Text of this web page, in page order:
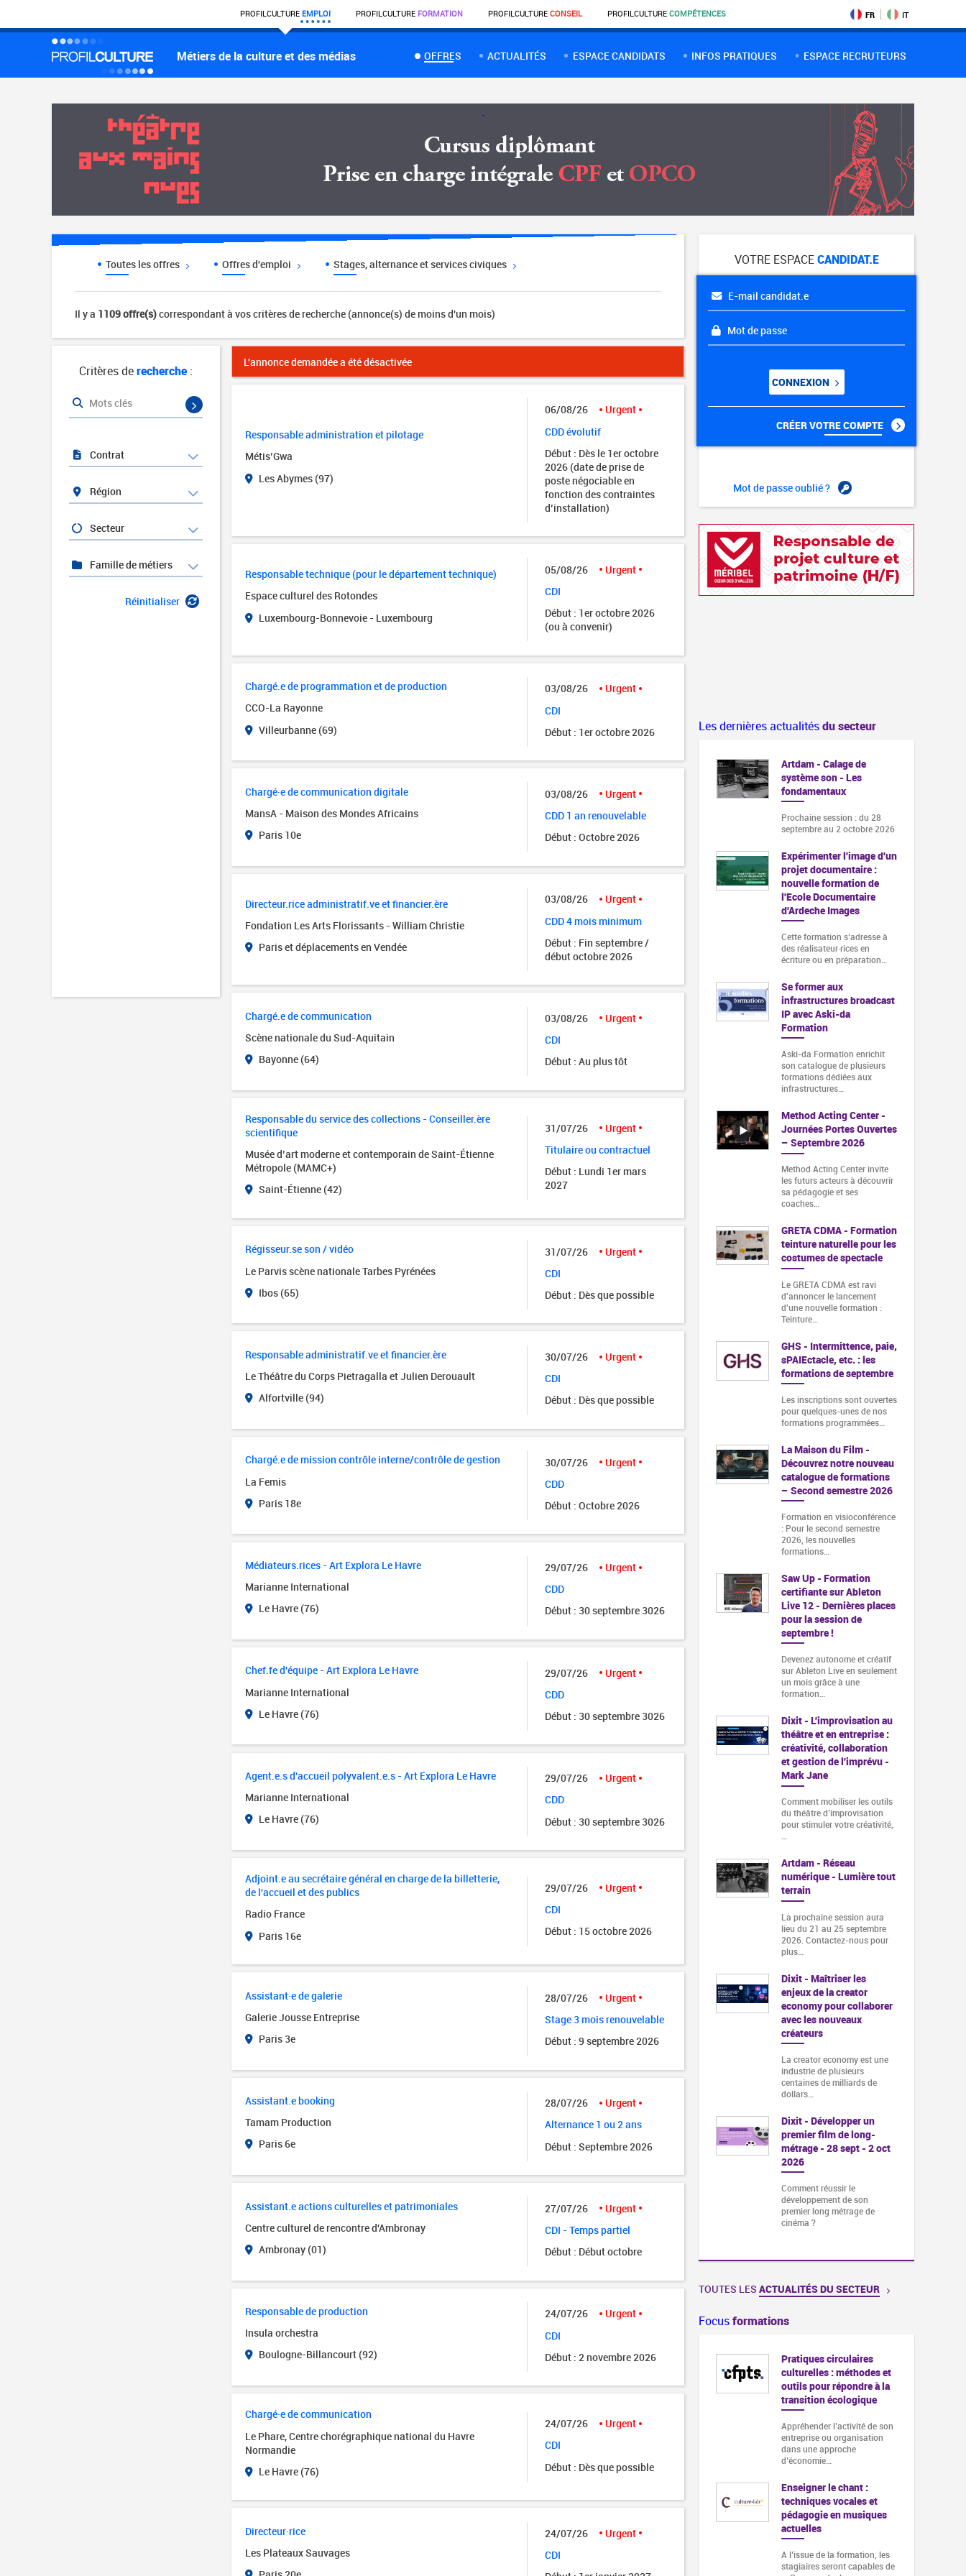
PROFILCULTURE EMPLOI PROFILCULTURE FORMATION PROFILCULTURE CONSEIL PROFILCULTURE COMPÉTENCES FR IT
Métiers de la culture et des médias OFFRES ACTUALITÉS ESPACE CANDIDATS INFOS PRATIQUES ESPACE RECRUTEURS
Toutes les offres Offres d'emploi Stages, alternance et services civiques
Il y a 1109 offre(s)correspondant à vos critères de recherche (annonce(s) de moins d'un mois)
L'annonce demandée a été désactivée
Responsable administration et pilotage
Métis’Gwa
Les Abymes (97)
06/08/26
Urgent
CDD évolutif
Début : Dès le 1er octobre
2026 (date de prise de
poste négociable en
fonction des contraintes
d’installation)
Responsable technique (pour le département technique)
Espace culturel des Rotondes
Luxembourg-Bonnevoie - Luxembourg
05/08/26
Urgent
CDI
Début : 1er octobre 2026
(ou à convenir)
Chargé.e de programmation et de production
CCO-La Rayonne
Villeurbanne (69)
03/08/26
Urgent
CDI
Début : 1er octobre 2026
Chargé·e de communication digitale
MansA - Maison des Mondes Africains
Paris 10e
03/08/26
Urgent
CDD 1 an renouvelable
Début : Octobre 2026
Directeur.rice administratif.ve et financier.ère
Fondation Les Arts Florissants - William Christie
Paris et déplacements en Vendée
03/08/26
Urgent
CDD 4 mois minimum
Début : Fin septembre /
début octobre 2026
Chargé.e de communication
Scène nationale du Sud-Aquitain
Bayonne (64)
03/08/26
Urgent
CDI
Début : Au plus tôt
Responsable du service des collections - Conseiller.ère
scientifique
Musée d’art moderne et contemporain de Saint-Étienne
Métropole (MAMC+)
Saint-Étienne (42)
31/07/26
Urgent
Titulaire ou contractuel
Début : Lundi 1er mars
2027
Régisseur.se son / vidéo
Le Parvis scène nationale Tarbes Pyrénées
Ibos (65)
31/07/26
Urgent
CDI
Début : Dès que possible
Responsable administratif.ve et financier.ère
Le Théâtre du Corps Pietragalla et Julien Derouault
Alfortville (94)
30/07/26
Urgent
CDI
Début : Dès que possible
Chargé.e de mission contrôle interne/contrôle de gestion
La Femis
Paris 18e
30/07/26
Urgent
CDD
Début : Octobre 2026
Médiateurs.rices - Art Explora Le Havre
Marianne International
Le Havre (76)
29/07/26
Urgent
CDD
Début : 30 septembre 3026
Chef.fe d'équipe - Art Explora Le Havre
Marianne International
Le Havre (76)
29/07/26
Urgent
CDD
Début : 30 septembre 3026
Agent.e.s d'accueil polyvalent.e.s - Art Explora Le Havre
Marianne International
Le Havre (76)
29/07/26
Urgent
CDD
Début : 30 septembre 3026
Adjoint.e au secrétaire général en charge de la billetterie,
de l'accueil et des publics
Radio France
Paris 16e
29/07/26
Urgent
CDI
Début : 15 octobre 2026
Assistant·e de galerie
Galerie Jousse Entreprise
Paris 3e
28/07/26
Urgent
Stage 3 mois renouvelable
Début : 9 septembre 2026
Assistant.e booking
Tamam Production
Paris 6e
28/07/26
Urgent
Alternance 1 ou 2 ans
Début : Septembre 2026
Assistant.e actions culturelles et patrimoniales
Centre culturel de rencontre d'Ambronay
Ambronay (01)
27/07/26
Urgent
CDI - Temps partiel
Début : Début octobre
Responsable de production
Insula orchestra
Boulogne-Billancourt (92)
24/07/26
Urgent
CDI
Début : 2 novembre 2026
Chargé·e de communication
Le Phare, Centre chorégraphique national du Havre
Normandie
Le Havre (76)
24/07/26
Urgent
CDI
Début : Dès que possible
Directeur·rice
Les Plateaux Sauvages
24/07/26
Urgent
CDI
Critères derecherche:
Mots clés
Contrat
Région
Secteur
Famille de métiers
Réinitialiser
VOTRE ESPACECANDIDAT.E
E-mail candidat.e
Mot de passe
CONNEXION
CRÉER VOTRE COMPTE
Mot de passe oublié ?
Les dernières actualitésdu secteur
Artdam - Calage de
système son - Les
fondamentaux
Prochaine session : du 28
septembre au 2 octobre 2026
Expérimenter l'image d'un
projet documentaire :
nouvelle formation de
l'Ecole Documentaire
d'Ardeche Images
Cette formation s‘adresse à
des réalisateur·rices en
écriture ou en préparation…
Se former aux
infrastructures broadcast
IP avec Aski-da
Formation
Aski-da Formation enrichit
son catalogue de plusieurs
formations dédiées aux
infrastructures…
Method Acting Center -
Journées Portes Ouvertes
– Septembre 2026
Method Acting Center invite
les futurs acteurs à découvrir
sa pédagogie et ses
coaches…
GRETA CDMA - Formation
teinture naturelle pour les
costumes de spectacle
Le GRETA CDMA est ravi
d'annoncer le lancement
d'une nouvelle formation :
Teinture…
GHS - Intermittence, paie,
sPAIEctacle, etc. : les
formations de septembre
Les inscriptions sont ouvertes
pour quelques-unes de nos
formations programmées…
La Maison du Film -
Découvrez notre nouveau
catalogue de formations
– Second semestre 2026
Formation en visioconférence
: Pour le second semestre
2026, les nouvelles
formations…
Saw Up - Formation
certifiante sur Ableton
Live 12 - Dernières places
pour la session de
septembre !
Devenez autonome et créatif
sur Ableton Live en seulement
un mois grâce à une
formation…
Dixit - L'improvisation au
théâtre et en entreprise :
créativité, collaboration
et gestion de l'imprévu -
Mark Jane
Comment mobiliser les outils
du théâtre d’improvisation
pour stimuler votre créativité,
…
Artdam - Réseau
numérique - Lumière tout
terrain
La prochaine session aura
lieu du 21 au 25 septembre
2026. Contactez-nous pour
plus…
Dixit - Maîtriser les
enjeux de la creator
economy pour collaborer
avec les nouveaux
créateurs
La creator economy est une
industrie de plusieurs
centaines de milliards de
dollars…
Dixit - Développer un
premier film de long-
métrage - 28 sept - 2 oct
2026
Comment réussir le
développement de son
premier long métrage de
cinéma ?
TOUTES LES ACTUALITÉS DU SECTEUR
Focusformations
Pratiques circulaires
culturelles : méthodes et
outils pour répondre à la
transition écologique
Appréhender l’activité de son
entreprise ou organisation
dans une approche
d’économie…
Enseigner le chant :
techniques vocales et
pédagogie en musiques
actuelles
A l’issue de la formation, les
stagiaires seront capables de